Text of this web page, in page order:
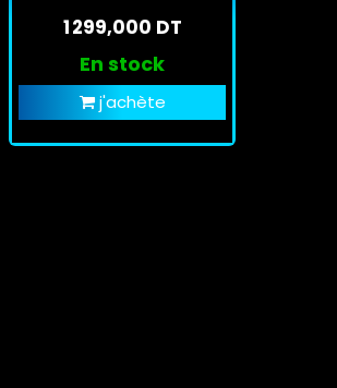
1 299,000 DT
En stock
j'achète